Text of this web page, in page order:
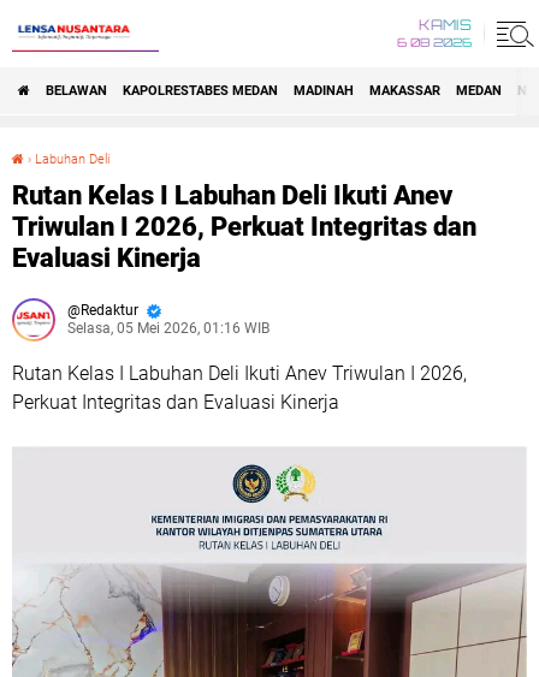
KAMIS
6 08 2026
BELAWAN KAPOLRESTABES MEDAN MADINAH MAKASSAR MEDAN
› Labuhan Deli
Rutan Kelas I Labuhan Deli Ikuti Anev
Triwulan I 2026, Perkuat Integritas dan
Evaluasi Kinerja
Redaktur
Selasa, 05 Mei 2026, 01:16 WIB
Rutan Kelas I Labuhan Deli Ikuti Anev Triwulan I 2026,
Perkuat Integritas dan Evaluasi Kinerja